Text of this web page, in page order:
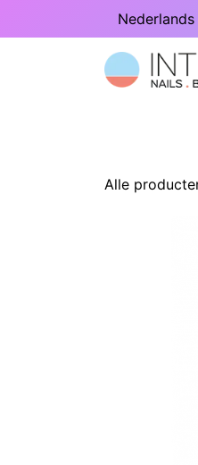
Overslaan naar inhoudNederlands
Alle